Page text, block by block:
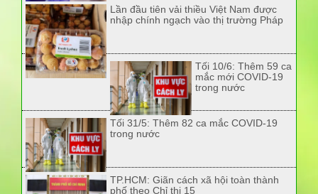
Lần đầu tiên vải thiều Việt Nam được
nhập chính ngạch vào thị trường Pháp
Tối 10/6: Thêm 59 ca
mắc mới COVID-19
trong nước
Tối 31/5: Thêm 82 ca mắc COVID-19
trong nước
TP.HCM: Giãn cách xã hội toàn thành
phố theo Chỉ thị 15